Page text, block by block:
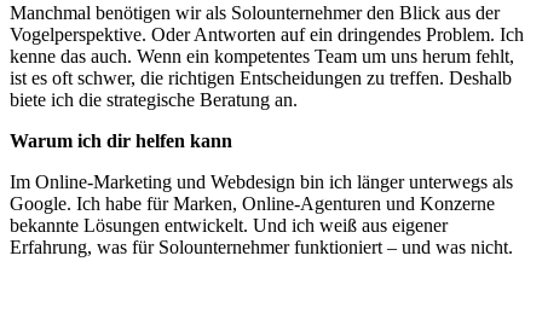
Manchmal benötigen wir als Solounternehmer den Blick aus der
Vogelperspektive. Oder Antworten auf ein dringendes Problem. Ich
kenne das auch. Wenn ein kompetentes Team um uns herum fehlt,
ist es oft schwer, die richtigen Entscheidungen zu treffen. Deshalb
biete ich die strategische Beratung an.
Warum ich dir helfen kann
Im Online-Marketing und Webdesign bin ich länger unterwegs als
Google. Ich habe für Marken, Online-Agenturen und Konzerne
bekannte Lösungen entwickelt. Und ich weiß aus eigener
Erfahrung, was für Solounternehmer funktioniert – und was nicht.